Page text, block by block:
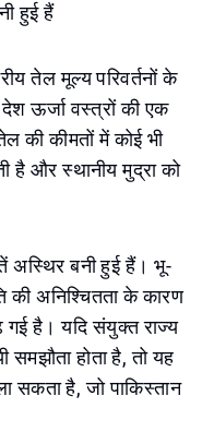
हुई हैं
तेल मूल्य परिवर्तनों के
ऊर्जा वस्त्रों की एक
की कीमतों में कोई भी
है और स्थानीय मुद्रा को
अस्थिर बनी हुई हैं। भू-
की अनिश्चितता के कारण
है। यदि संयुक्त राज्य
होता है, तो यह
सकता है, जो पाकिस्तान